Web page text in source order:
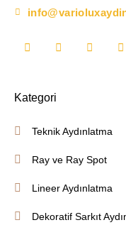
Kategori
Teknik Aydınlatma
Ray ve Ray Spot
Lineer Aydınlatma
Dekoratif Sarkıt